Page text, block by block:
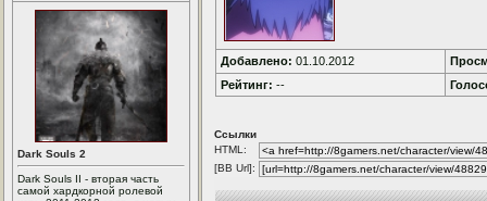
Dark Souls 2
Dark Souls II - вторая часть
самой хардкорной ролевой
Добавлено: 01.10.2012
Рейтинг: --
Ссылки
HTML:
[BB Url]: